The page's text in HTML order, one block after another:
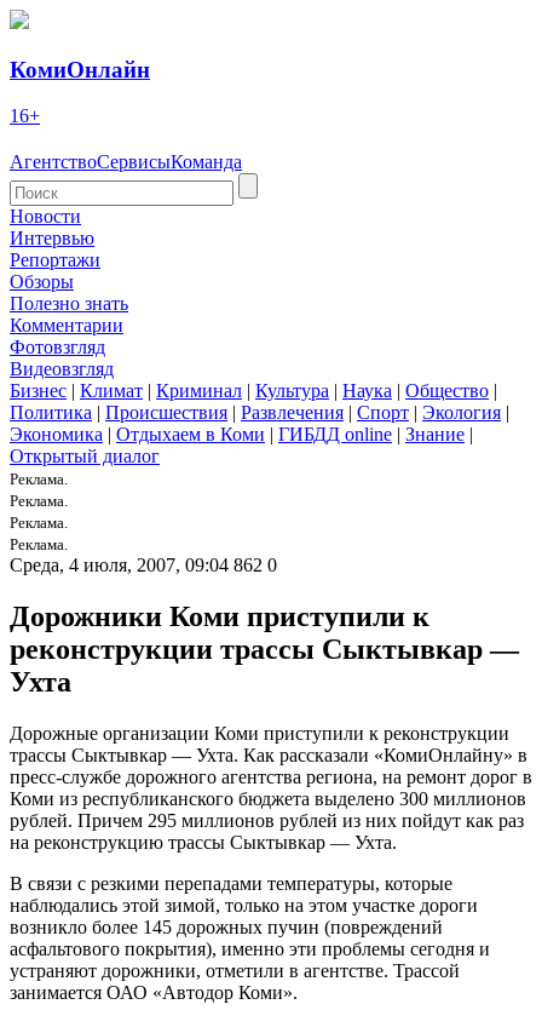
КомиОнлайн
16+
АгентствоСервисыКоманда
Новости
Интервью
Репортажи
Обзоры
Полезно знать
Комментарии
Фотовзгляд
Видеовзгляд
Бизнес | Климат | Криминал | Культура | Наука | Общество |
Политика | Происшествия | Развлечения | Спорт | Экология |
Экономика | Отдыхаем в Коми | ГИБДД online | Знание |
Открытый диалог
Реклама.
Реклама.
Реклама.
Реклама.
Среда, 4 июля, 2007, 09:04 862 0
Дорожники Коми приступили к
реконструкции трассы Сыктывкар —
Ухта
Дорожные организации Коми приступили к реконструкции
трассы Сыктывкар — Ухта. Как рассказали «КомиОнлайну» в
пресс-службе дорожного агентства региона, на ремонт дорог в
Коми из республиканского бюджета выделено 300 миллионов
рублей. Причем 295 миллионов рублей из них пойдут как раз
на реконструкцию трассы Сыктывкар — Ухта.
В связи с резкими перепадами температуры, которые
наблюдались этой зимой, только на этом участке дороги
возникло более 145 дорожных пучин (повреждений
асфальтового покрытия), именно эти проблемы сегодня и
устраняют дорожники, отметили в агентстве. Трассой
занимается ОАО «Автодор Коми».